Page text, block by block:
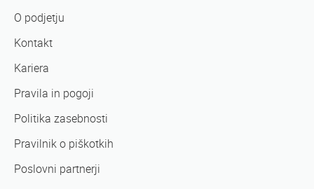
O podjetju
Kontakt
Kariera
Pravila in pogoji
Politika zasebnosti
Pravilnik o piškotkih
Poslovni partnerji